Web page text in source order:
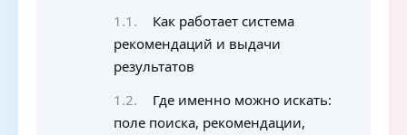
Как работает система
рекомендаций и выдачи
результатов
Где именно можно искать:
поле поиска, рекомендации,